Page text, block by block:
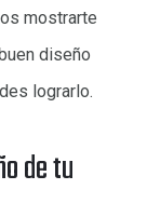
mostrarte
diseño
lograrlo.
de tu